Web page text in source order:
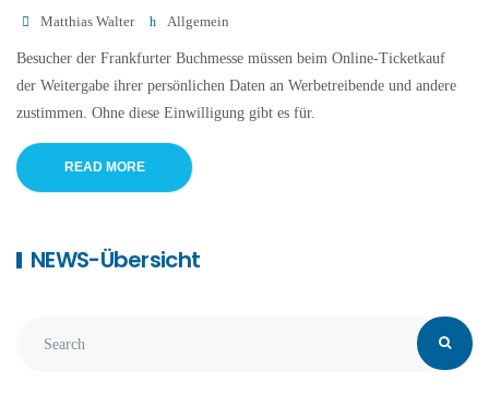
Matthias Walter Allgemein
Besucher der Frankfurter Buchmesse müssen beim Online-Ticketkauf
der Weitergabe ihrer persönlichen Daten an Werbetreibende und andere
zustimmen. Ohne diese Einwilligung gibt es für.
READ MORE
NEWS-Übersicht